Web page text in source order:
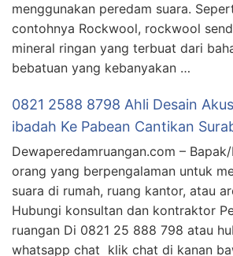
menggunakan peredam suara.
contohnya Rockwool, rockwool
mineral ringan yang terbuat dari
bebatuan yang kebanyakan …
0821 2588 8798 Ahli Desain
ibadah Ke Pabean Cantikan
Dewaperedamruangan.com –
orang yang berpengalaman untuk
suara di rumah, ruang kantor, atau
Hubungi konsultan dan kontraktor
ruangan Di 0821 25 888 798 atau
whatsapp chat klik chat di kanan